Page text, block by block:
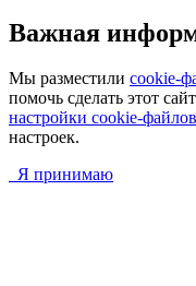
Важная
Мы разместили cookie-
помочь сделать этот
настройки cookie-файлов
настроек.
Я принимаю